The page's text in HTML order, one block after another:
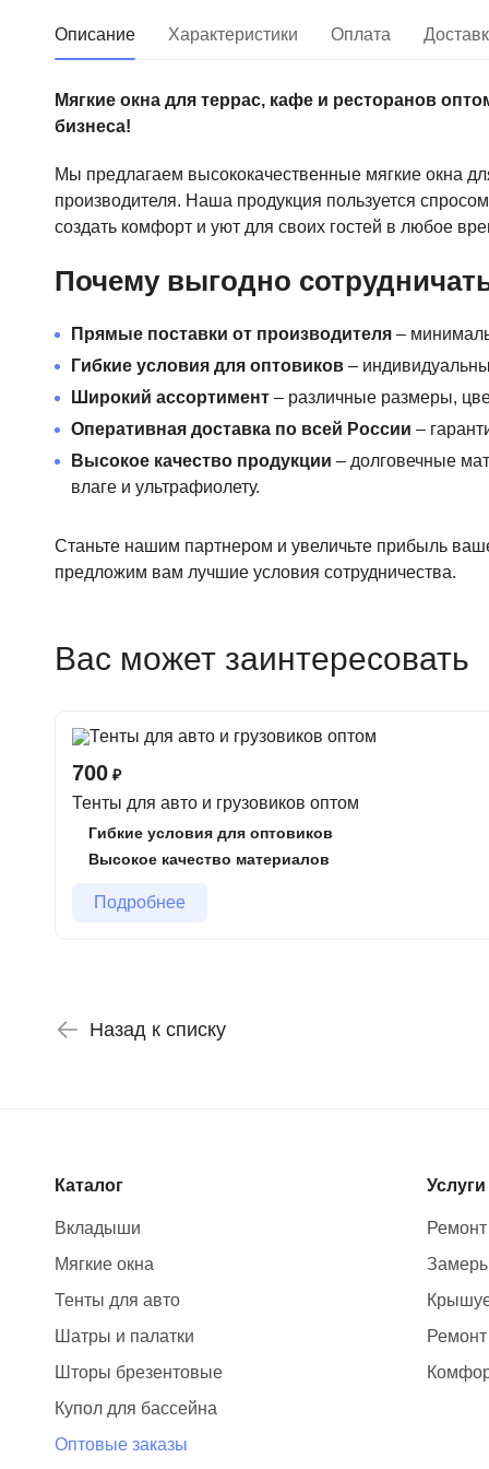
Описание Характеристики Оплата
Мягкие окна для террас, кафе и ресторанов
бизнеса!
Мы предлагаем высококачественные мягкие окна
производителя. Наша продукция пользуется
создать комфорт и уют для своих гостей в любое
Почему выгодно
Прямые поставки от производителя –
Гибкие условия для оптовиков –
Широкий ассортимент – различные размеры,
Оперативная доставка по всей России –
Высокое качество продукции – долговечные
влаге и ультрафиолету.
Станьте нашим партнером и увеличьте прибыль
предложим вам лучшие условия сотрудничества.
Вас может заинтересовать
700 ₽
Тенты для авто и грузовиков оптом
Гибкие условия для оптовиков
Высокое качество материалов
Подробнее
Назад к списку
Каталог
Вкладыши
Мягкие окна
Тенты для авто
Шатры и палатки
Шторы брезентовые
Купол для бассейна
Оптовые заказы
Услуги